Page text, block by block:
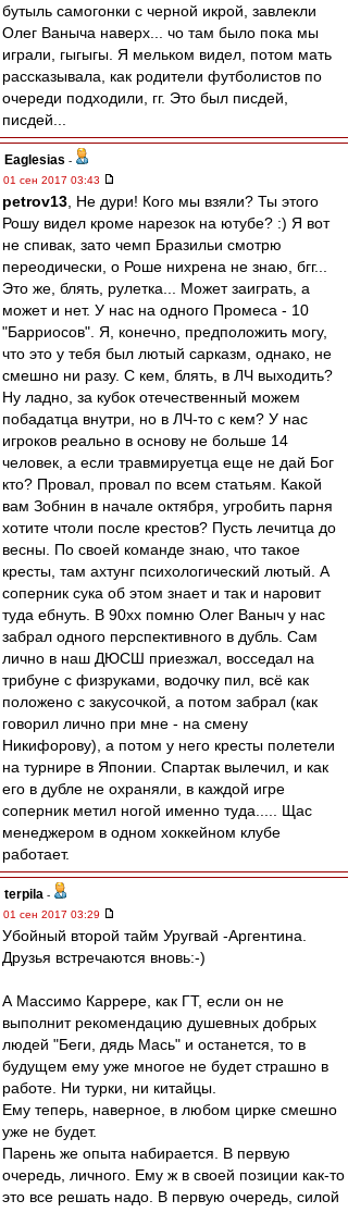
бутыль самогонки с черной икрой, завлекли
Олег Ваныча наверх... чо там было пока мы
играли, гыгыгы. Я мельком видел, потом мать
рассказывала, как родители футболистов по
очереди подходили, гг. Это был писдей,
писдей...
Eaglesias -
01 сен 2017 03:43
petrov13 , Не дури! Кого мы взяли? Ты этого
Рошу видел кроме нарезок на ютубе? :) Я вот
не спивак, зато чемп Бразильи смотрю
переодически, о Роше нихрена не знаю, бгг...
Это же, блять, рулетка... Может заиграть, а
может и нет. У нас на одного Промеса - 10
"Барриосов". Я, конечно, предположить могу,
что это у тебя был лютый сарказм, однако, не
смешно ни разу. С кем, блять, в ЛЧ выходить?
Ну ладно, за кубок отечественный можем
побадатца внутри, но в ЛЧ-то с кем? У нас
игроков реально в основу не больше 14
человек, а если травмируетца еще не дай Бог
кто? Провал, провал по всем статьям. Какой
вам Зобнин в начале октября, угробить парня
хотите чтоли после крестов? Пусть лечитца до
весны. По своей команде знаю, что такое
кресты, там ахтунг психологический лютый. А
соперник сука об этом знает и так и наровит
туда ебнуть. В 90хх помню Олег Ваныч у нас
забрал одного перспективного в дубль. Сам
лично в наш ДЮСШ приезжал, восседал на
трибуне с физруками, водочку пил, всё как
положено с закусочкой, а потом забрал (как
говорил лично при мне - на смену
Никифорову), а потом у него кресты полетели
на турнире в Японии. Спартак вылечил, и как
его в дубле не охраняли, в каждой игре
соперник метил ногой именно туда..... Щас
менеджером в одном хоккейном клубе
работает.
terpila -
01 сен 2017 03:29
Убойный второй тайм Уругвай -Аргентина.
Друзья встречаются вновь:-)
А Массимо Каррере, как ГТ, если он не
выполнит рекомендацию душевных добрых
людей "Беги, дядь Мась" и останется, то в
будущем ему уже многое не будет страшно в
работе. Ни турки, ни китайцы.
Ему теперь, наверное, в любом цирке смешно
уже не будет.
Парень же опыта набирается. В первую
очередь, личного. Ему ж в своей позиции как-то
это все решать надо. В первую очередь, силой